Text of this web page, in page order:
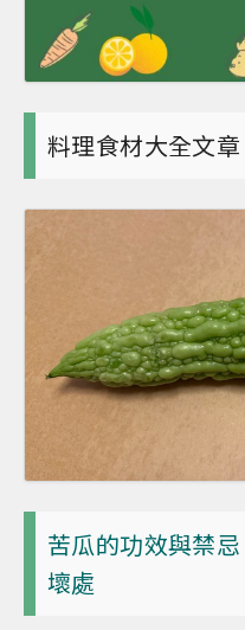
料理食材大全文章
苦瓜的功效與禁
壞處